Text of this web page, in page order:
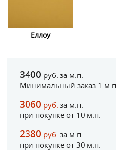
Еллоу
3400 руб. за м.п.
Минимальный заказ 1 м.п.
3060 руб. за м.п.
при покупке от 10 м.п.
2380 руб. за м.п.
при покупке от 30 м.п.